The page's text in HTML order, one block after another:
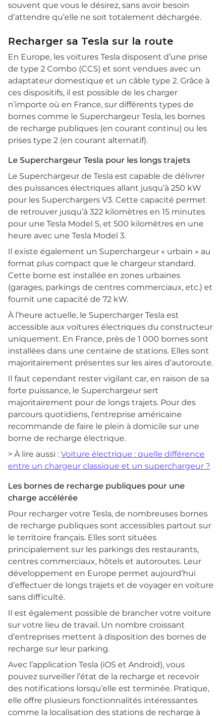
souvent que vous le désirez, sans avoir besoin
d’attendre qu’elle ne soit totalement déchargée.
Recharger sa Tesla sur la route
En Europe, les voitures Tesla disposent d’une prise
de type 2 Combo (CCS) et sont vendues avec un
adaptateur domestique et un câble type 2. Grâce à
ces dispositifs, il est possible de les charger
n’importe où en France, sur différents types de
bornes comme le Superchargeur Tesla, les bornes
de recharge publiques (en courant continu) ou les
prises type 2 (en courant alternatif).
Le Superchargeur Tesla pour les longs trajets
Le Superchargeur de Tesla est capable de délivrer
des puissances électriques allant jusqu’à 250 kW
pour les Superchargers V3. Cette capacité permet
de retrouver jusqu’à 322 kilomètres en 15 minutes
pour une Tesla Model S, et 500 kilomètres en une
heure avec une Tesla Model 3.
Il existe également un Superchargeur « urbain » au
format plus compact que le chargeur standard.
Cette borne est installée en zones urbaines
(garages, parkings de centres commerciaux, etc.) et
fournit une capacité de 72 kW.
À l’heure actuelle, le Supercharger Tesla est
accessible aux voitures électriques du constructeur
uniquement. En France, près de 1 000 bornes sont
installées dans une centaine de stations. Elles sont
majoritairement présentes sur les aires d’autoroute.
Il faut cependant rester vigilant car, en raison de sa
forte puissance, le Superchargeur sert
majoritairement pour de longs trajets. Pour des
parcours quotidiens, l’entreprise américaine
recommande de faire le plein à domicile sur une
borne de recharge électrique.
> À lire aussi : Voiture électrique : quelle différence
entre un chargeur classique et un superchargeur ?
Les bornes de recharge publiques pour une
charge accélérée
Pour recharger votre Tesla, de nombreuses bornes
de recharge publiques sont accessibles partout sur
le territoire français. Elles sont situées
principalement sur les parkings des restaurants,
centres commerciaux, hôtels et autoroutes. Leur
développement en Europe permet aujourd’hui
d’effectuer de longs trajets et de voyager en voiture
sans difficulté.
Il est également possible de brancher votre voiture
sur votre lieu de travail. Un nombre croissant
d’entreprises mettent à disposition des bornes de
recharge sur leur parking.
Avec l’application Tesla (iOS et Android), vous
pouvez surveiller l’état de la recharge et recevoir
des notifications lorsqu’elle est terminée. Pratique,
elle offre plusieurs fonctionnalités intéressantes
comme la localisation des stations de recharge à